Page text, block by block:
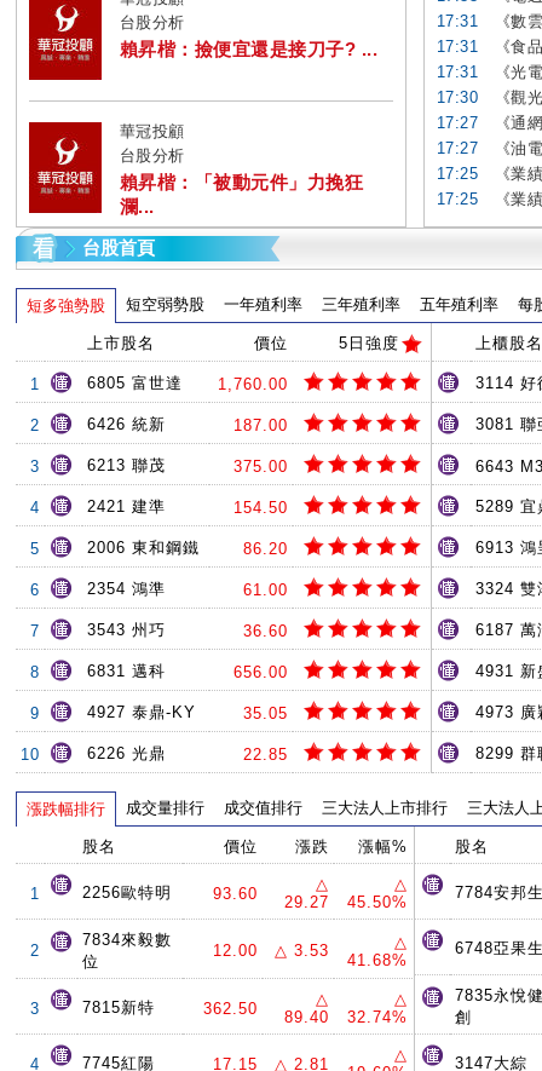
台股分析
賴昇楷：撿便宜還是接刀子? ...
華冠投顧
台股分析
賴昇楷：「被動元件」力挽狂
瀾...
17:31
《數
17:31
《食
17:31
《光
17:30
《觀
17:27
《通
17:27
《油
17:25
《業
17:25
《業
台股首頁
短多強勢股 短空弱勢股 一年殖利率 三年殖利率 五年殖利率 每
上市股名 價位 5日強度
1 6805 富世達 1,760.00
2 6426 統新 187.00
3 6213 聯茂 375.00
4 2421 建準 154.50
5 2006 東和鋼鐵 86.20
6 2354 鴻準 61.00
7 3543 州巧 36.60
8 6831 邁科 656.00
9 4927 泰鼎-KY 35.05
10 6226 光鼎 22.85
上櫃股名
3114 好
3081 聯
6643
5289 宜
6913 鴻
3324 雙
6187 萬
4931 新
4973 廣
8299 群
漲跌幅排行 成交量排行 成交值排行 三大法人上市排行 三大法人
股名 價位 漲跌 漲幅%
1 2256歐特明 93.60
△
29.27
△
45.50%
2
7834來毅數
位
12.00 △ 3.53
△
41.68%
3 7815新特 362.50
△
89.40
△
32.74%
4 7745紅陽 17.15 △ 2.81
△
股名
7784安邦
6748亞果
7835永悅
創
3147大綜